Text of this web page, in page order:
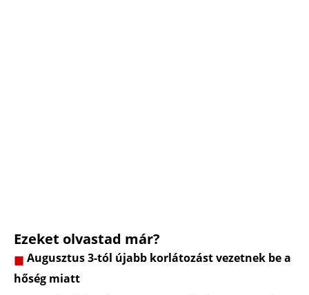
Ezeket olvastad már?
Augusztus 3-tól újabb korlátozást vezetnek be a
hőség miatt